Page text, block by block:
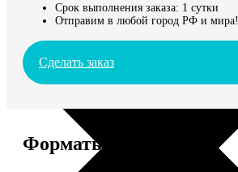
Срок выполнения заказа: 1 сутки
Отправим в любой город РФ и мира!
Сделать заказ
Форматы и цены